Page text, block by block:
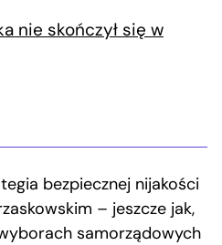
nie skończył się w
bezpiecznej nijakości
– jeszcze jak,
samorządowych